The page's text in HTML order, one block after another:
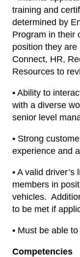
training and
determined by
Program in their
position they
Connect, HR,
Resources to
• Ability to
with a diverse
senior level
• Strong
experience and
• A valid
members in
vehicles.
to be met if
• Must be able
Competencies